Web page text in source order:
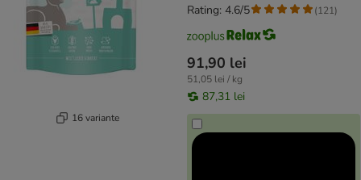
16 variante
91,90 lei
51,05 lei / kg
87,31 lei
Rating: 4.6/5 (121)